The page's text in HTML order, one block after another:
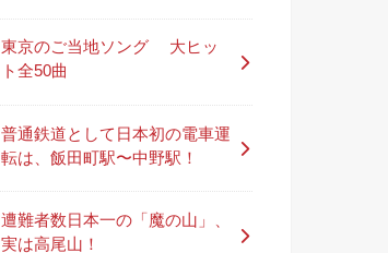
東京のご当地ソング 大ヒッ
ト全50曲
普通鉄道として日本初の電車運
転は、飯田町駅〜中野駅！
遭難者数日本一の「魔の山」、
実は高尾山！